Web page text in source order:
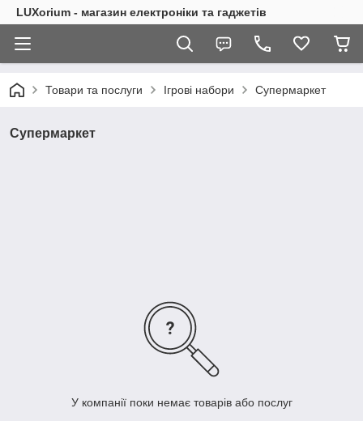
LUXorium - магазин електроніки та гаджетів
Товари та послуги Ігрові набори Супермаркет
Супермаркет
У компанії поки немає товарів або послуг